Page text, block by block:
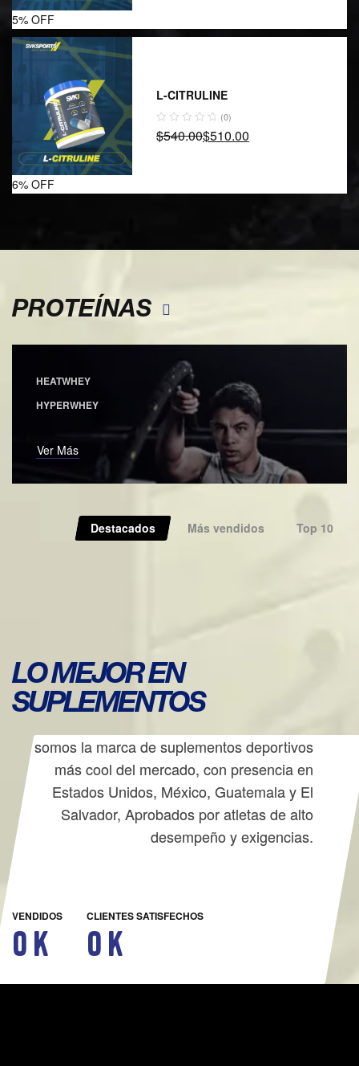
5% OFF
6% OFF
L-CITRULINE
(0)
$540.00$510.00
PROTEÍNAS
HEATWHEY
HYPERWHEY
Ver Más
Destacados Más vendidos Top 10
LO MEJOR EN
SUPLEMENTOS
somos la marca de suplementos deportivos
más cool del mercado, con presencia en
Estados Unidos, México, Guatemala y El
Salvador, Aprobados por atletas de alto
desempeño y exigencias.
VENDIDOS
0 k
CLIENTES SATISFECHOS
0 k